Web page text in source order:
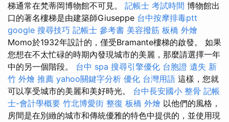
梯通常在梵蒂岡博物館不可見。 記帳士 考試時間 博物館出
口的著名樓梯是由建築師Giuseppe 台中按摩排毒ptt
google 搜尋技巧 記帳士 參考書 美容撥筋 板橋 外燴
Momo於1932年設計的，僅受Bramante樓梯的啟發。 如果
您想在不太忙碌的時期內發現城市的美麗，那麼請選擇一年
中的另一個階段。 台中 spa 搜尋引擎優化 台胞證 遺失 新
竹 外燴 推薦 yahoo關鍵字分析 優化 台灣用語 這樣，您就
可以享受城市的美麗和美好時光。 台中長安國小 整骨 記帳
士-會計學概要 竹北博愛街 整復 板橋 外燴 以他們的風格，
房間是在別緻的城市和傳統優雅的特色中提供的，並使用現